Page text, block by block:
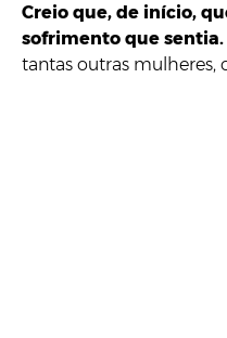
Creio que, de início,
sofrimento que sentia.
tantas outras mulheres,